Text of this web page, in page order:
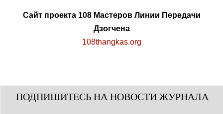
Сайт проекта 108 Мастеров Линии Передачи
Дзогчена
108thangkas.org
ПОДПИШИТЕСЬ НА НОВОСТИ ЖУРНАЛА